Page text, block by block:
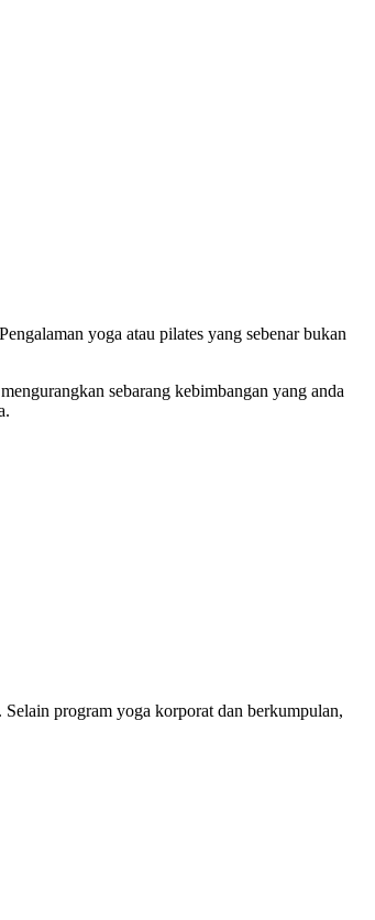
yoga atau pilates yang sebenar bukan
sebarang kebimbangan yang anda
program yoga korporat dan berkumpulan,